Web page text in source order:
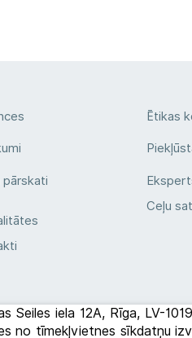
pārskati
Ētikas
Ceļu
iela 12A, Rīga, LV-
tīmekļvietnes sīkdatņu